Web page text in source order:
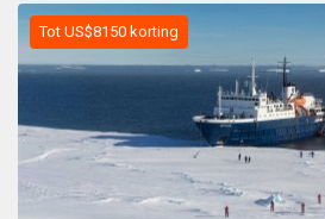
Tot US$8150 korting